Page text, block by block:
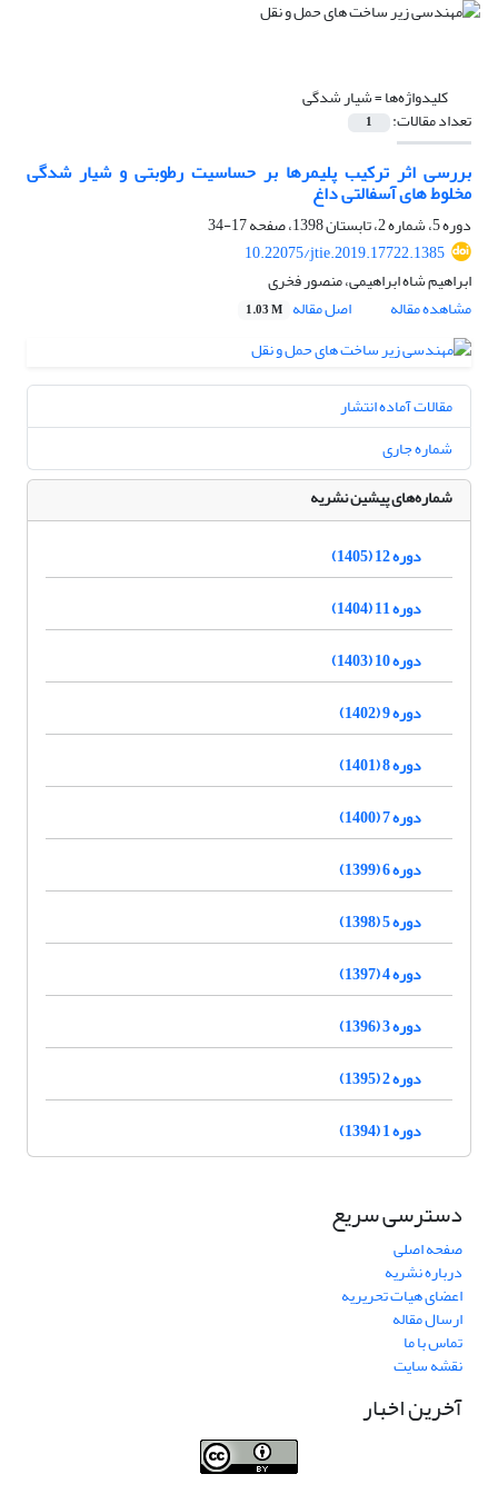
کلیدواژه‌ها =شیار شدگی
تعداد مقالات: 1
بررسی اثر ترکیب پلیمرها بر حساسیت رطوبتی و شیار شدگی
مخلوط های آسفالتی داغ
دوره 5، شماره 2، تابستان 1398، صفحه
17-34
10.22075/jtie.2019.17722.1385
ابراهیم شاه ابراهیمی، منصور فخری
مشاهده مقاله
اصل مقاله 1.03 M
مقالات آماده انتشار
شماره جاری
شماره‌های پیشین نشریه
دوره 12 (1405)
دوره 11 (1404)
دوره 10 (1403)
دوره 9 (1402)
دوره 8 (1401)
دوره 7 (1400)
دوره 6 (1399)
دوره 5 (1398)
دوره 4 (1397)
دوره 3 (1396)
دوره 2 (1395)
دوره 1 (1394)
دسترسی سریع
صفحه اصلی
درباره نشریه
اعضای هیات تحریریه
ارسال مقاله
تماس با ما
نقشه سایت
آخرین اخبار